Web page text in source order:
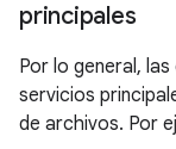
principales
Por lo general,
servicios
de archivos. Por